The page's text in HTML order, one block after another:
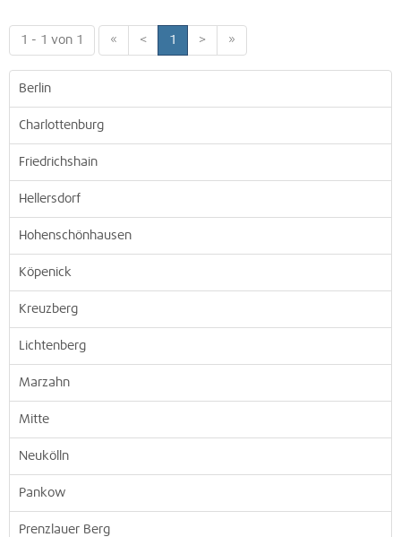
1 - 1 von 1 « < 1 > »
Berlin
Charlottenburg
Friedrichshain
Hellersdorf
Hohenschönhausen
Köpenick
Kreuzberg
Lichtenberg
Marzahn
Mitte
Neukölln
Pankow
Prenzlauer Berg